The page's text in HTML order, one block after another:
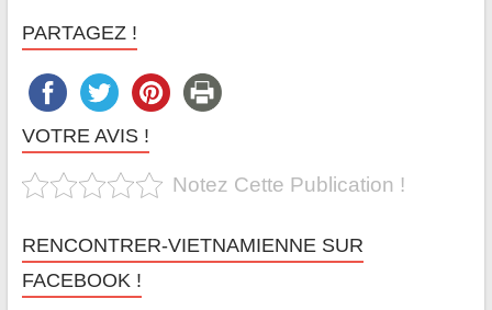
PARTAGEZ !
VOTRE AVIS !
Notez Cette Publication !
RENCONTRER-VIETNAMIENNE SUR
FACEBOOK !